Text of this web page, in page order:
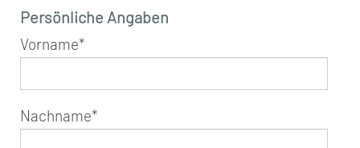
Persönliche Angaben
Vorname*
Nachname*